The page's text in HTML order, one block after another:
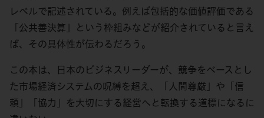
レベルで記述されている。例えば包括的な価値評価である
「公共善決算」という枠組みなどが紹介されていると言え
ば、その具体性が伝わるだろう。
この本は、日本のビジネスリーダーが、競争をベースとし
た市場経済システムの呪縛を超え、「人間尊厳」や「信
頼」「協力」を大切にする経営へと転換する道標になるに